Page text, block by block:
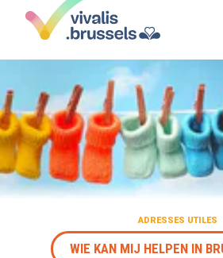
ADRESSES UTILES
WIE KAN MIJ HELPEN IN